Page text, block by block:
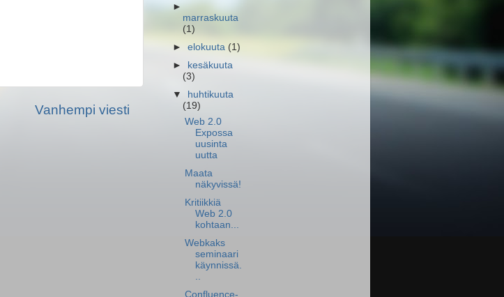
Vanhempi viesti
►
marraskuuta
(1)
►elokuuta (1)
►
kesäkuuta
(3)
▼
huhtikuuta
(19)
Web 2.0
Expossa
uusinta
uutta
Maata
näkyvissä!
Kritiikkiä
Web 2.0
kohtaan...
Webkaks
seminaari
käynnissä.
..
Confluence-